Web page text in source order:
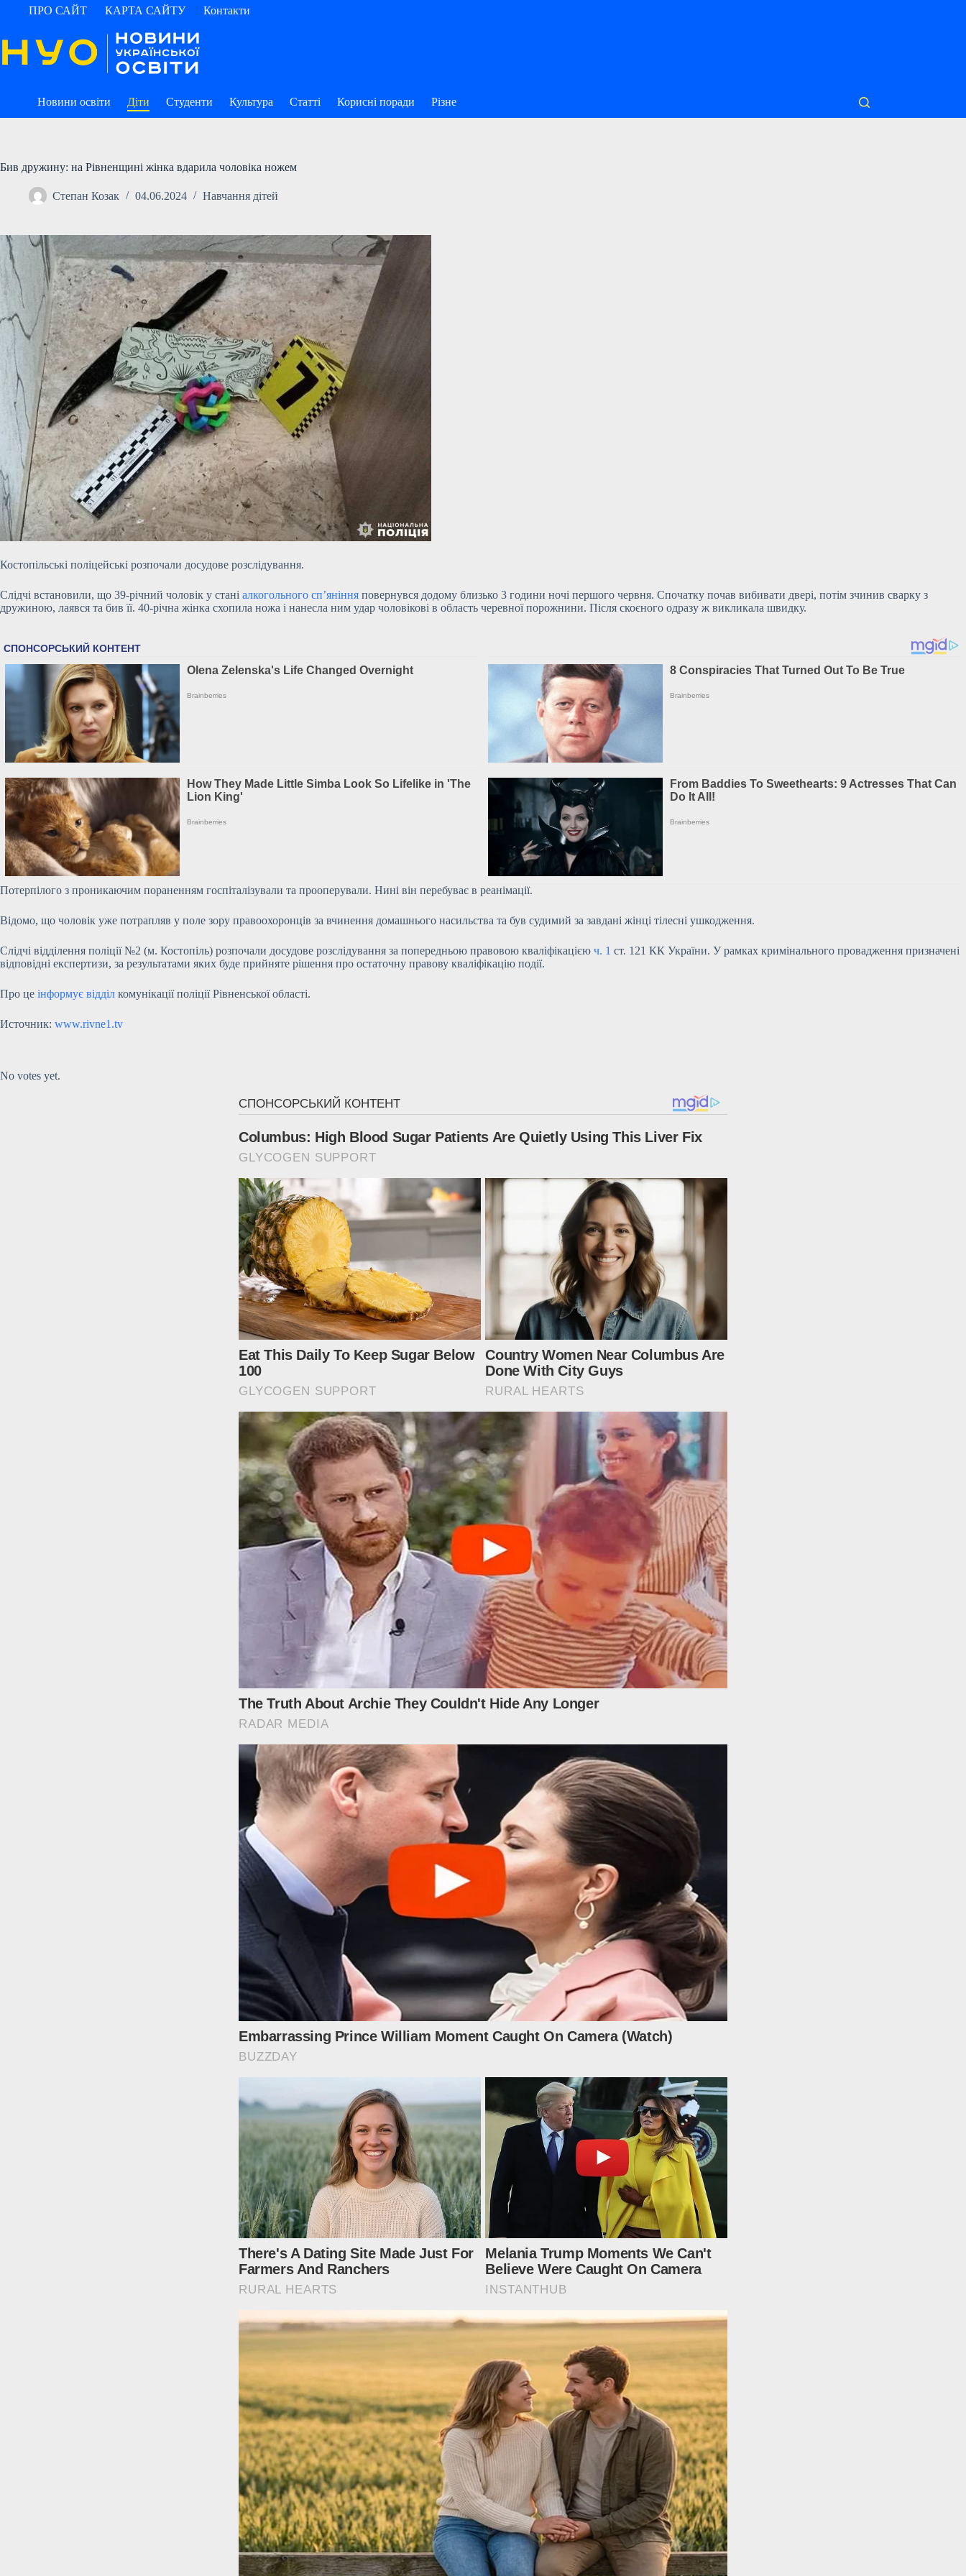
ПерейтиПРО САЙТ КАРТА САЙТУ Контакти
Новини освіти Діти Студенти Культура Статті Корисні поради Різне
Бив дружину: на Рівненщині жінка вдарила чоловіка ножем
Степан Козак 04.06.2024 Навчання дітей
Костопільські поліцейські розпочали досудове розслідування.
Слідчі встановили, що 39-річний чоловік у стані алкогольного сп’яніння повернувся додому близько 3 години ночі першого червня. Спочатку почав вибивати двері, потім зчинив сварку з
дружиною, лаявся та бив її. 40-річна жінка схопила ножа і нанесла ним удар чоловікові в область черевної порожнини. Після скоєного одразу ж викликала швидку.
Потерпілого з проникаючим пораненням госпіталізували та прооперували. Нині він перебуває в реанімації.
Відомо, що чоловік уже потрапляв у поле зору правоохоронців за вчинення домашнього насильства та був судимий за завдані жінці тілесні ушкодження.
Слідчі відділення поліції №2 (м. Костопіль) розпочали досудове розслідування за попередньою правовою кваліфікацією ч. 1 ст. 121 КК України. У рамках кримінального провадження призначені
відповідні експертизи, за результатами яких буде прийняте рішення про остаточну правову кваліфікацію події.
Про це інформує відділ комунікації поліції Рівненської області.
Источник: www.rivne1.tv
No votes yet.